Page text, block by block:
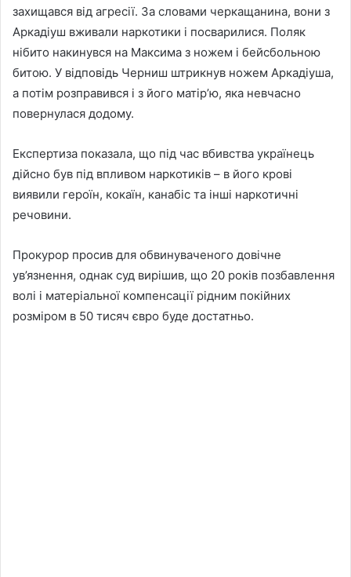
захищався від агресії. За словами черкащанина, вони з
Аркадіуш вживали наркотики і посварилися. Поляк
нібито накинувся на Максима з ножем і бейсбольною
битою. У відповідь Черниш штрикнув ножем Аркадіуша,
а потім розправився і з його матір’ю, яка невчасно
повернулася додому.
Експертиза показала, що під час вбивства українець
дійсно був під впливом наркотиків – в його крові
виявили героїн, кокаїн, канабіс та інші наркотичні
речовини.
Прокурор просив для обвинуваченого довічне
ув’язнення, однак суд вирішив, що 20 років позбавлення
волі і матеріальної компенсації рідним покійних
розміром в 50 тисяч євро буде достатньо.